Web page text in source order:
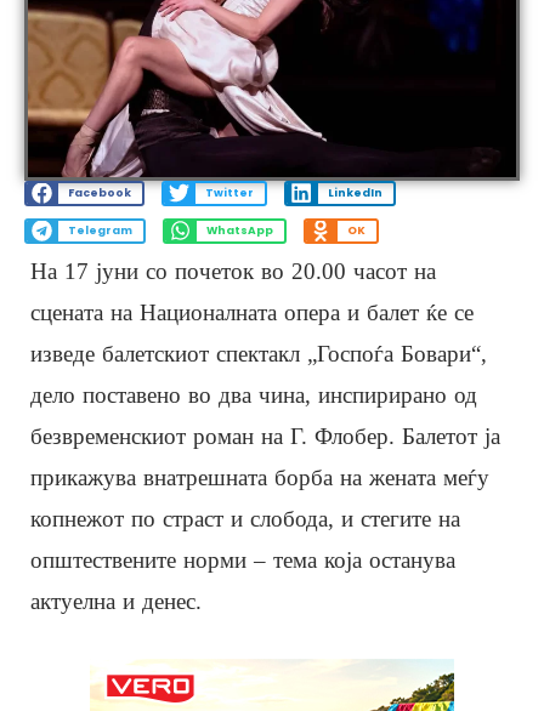
Facebook Twitter LinkedIn
Telegram WhatsApp OK
На 17 јуни со почеток во 20.00 часот на
сцената на Националната опера и балет ќе се
изведе балетскиот спектакл „Госпоѓа Бовари“,
дело поставено во два чина, инспирирано од
безвременскиот роман на Г. Флобер. Балетот ја
прикажува внатрешната борба на жената меѓу
копнежот по страст и слобода, и стегите на
општествените норми – тема која останува
актуелна и денес.